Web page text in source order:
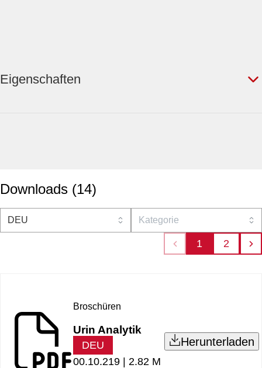
Eigenschaften
Downloads (14)
1 2
Broschüren
Urin Analytik
DEU
00.10.219 | 2.82 M
Herunterladen